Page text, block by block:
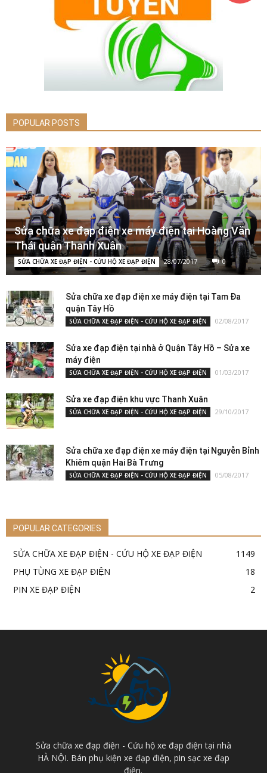
POPULAR POSTS
Sửa chữa xe đạp điện xe máy điện tại Hoàng Văn
Thái quận Thanh Xuân
SỬA CHỮA XE ĐẠP ĐIỆN - CỨU HỘ XE ĐẠP ĐIỆN 28/07/2017 0
Sửa chữa xe đạp điện xe máy điện tại Tam Đa
quận Tây Hồ
SỬA CHỮA XE ĐẠP ĐIỆN - CỨU HỘ XE ĐẠP ĐIỆN 02/08/2017
Sửa xe đạp điện tại nhà ở Quận Tây Hồ – Sửa xe
máy điện
SỬA CHỮA XE ĐẠP ĐIỆN - CỨU HỘ XE ĐẠP ĐIỆN 01/03/2017
Sửa xe đạp điện khu vực Thanh Xuân
SỬA CHỮA XE ĐẠP ĐIỆN - CỨU HỘ XE ĐẠP ĐIỆN 29/10/2017
Sửa chữa xe đạp điện xe máy điện tại Nguyễn Bỉnh
Khiêm quận Hai Bà Trưng
SỬA CHỮA XE ĐẠP ĐIỆN - CỨU HỘ XE ĐẠP ĐIỆN 05/08/2017
POPULAR CATEGORIES
SỬA CHỮA XE ĐẠP ĐIỆN - CỨU HỘ XE ĐẠP ĐIỆN
1149
PHỤ TÙNG XE ĐẠP ĐIỆN
18
PIN XE ĐẠP ĐIỆN
2
Sửa chữa xe đạp điện - Cứu hộ xe đạp điện tại nhà
HÀ NỘI. Bán phụ kiện xe đạp điện, pin sạc xe đạp
điện.